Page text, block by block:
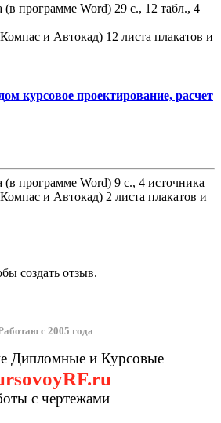
(в программе Word) 29 с., 12 табл., 4
и Автокад) 12 листа плакатов и
курсовое проектирование, расчет
(в программе Word) 9 с., 4 источника
и Автокад) 2 листа плакатов и
создать отзыв.
с 2005 года
Дипломные и Курсовые
с чертежами